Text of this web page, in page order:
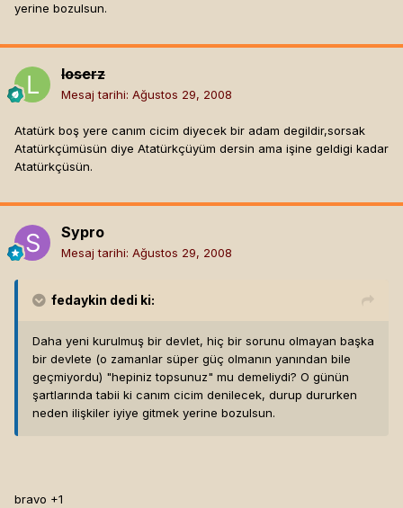
yerine bozulsun.
loserz
Mesaj tarihi: Ağustos 29, 2008
Atatürk boş yere canım cicim diyecek bir adam degildir,sorsak
Atatürkçümüsün diye Atatürkçüyüm dersin ama işine geldigi kadar
Atatürkçüsün.
Sypro
Mesaj tarihi: Ağustos 29, 2008
fedaykin dedi ki:
Daha yeni kurulmuş bir devlet, hiç bir sorunu olmayan başka
bir devlete (o zamanlar süper güç olmanın yanından bile
geçmiyordu) "hepiniz topsunuz" mu demeliydi? O günün
şartlarında tabii ki canım cicim denilecek, durup dururken
neden ilişkiler iyiye gitmek yerine bozulsun.
bravo +1